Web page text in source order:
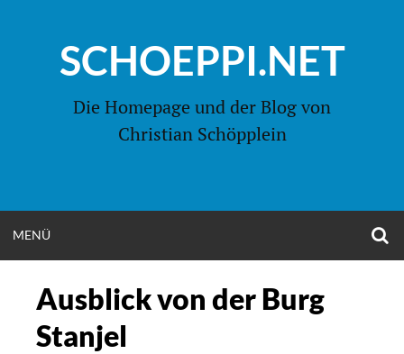
springenSCHOEPPI.NET
Die Homepage und der Blog von
Christian Schöpplein
MENÜ
Ausblick von der Burg
Stanjel